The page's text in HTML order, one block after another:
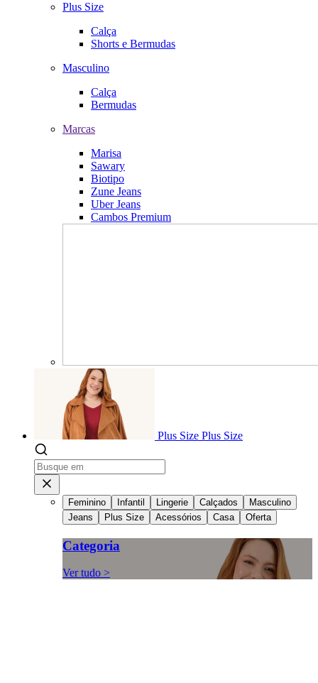
Plus Size
Calça
Shorts e Bermudas
Masculino
Calça
Bermudas
Marcas
Marisa
Sawary
Biotipo
Zune Jeans
Uber Jeans
Cambos Premium
Plus Size Plus Size
Feminino Infantil Lingerie Calçados
Masculino
Jeans
Plus Size Acessórios Casa Oferta
Categoria
Ver tudo >